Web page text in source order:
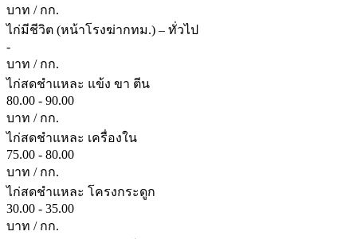
บาท / กก.
ไก่มีชีวิต (หน้าโรงฆ่ากทม.) – ทั่วไป
-
บาท / กก.
ไก่สดชำแหละ แข้ง ขา ตีน
80.00 - 90.00
บาท / กก.
ไก่สดชำแหละ เครื่องใน
75.00 - 80.00
บาท / กก.
ไก่สดชำแหละ โครงกระดูก
30.00 - 35.00
บาท / กก.